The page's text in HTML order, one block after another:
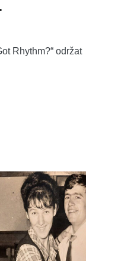
Rhythm?“ održat